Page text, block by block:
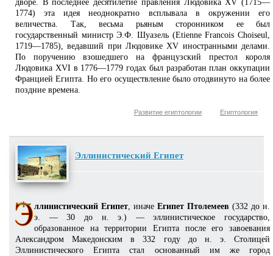
дворе. В последнее десятилетие правления Людовика XV (1715—
1774) эта идея неоднократно всплывала в окружении его
величества. Так, весьма рьяным сторонником ее был
государственный министр Э.Ф. Шуазель (Etienne Francois Choiseul,
1719—1785), ведавший при Людовике XV иностранными делами.
По поручению взошедшего на французский престол короля
Людовика XVI в 1776—1779 годах был разработан план оккупации
Францией Египта. Но его осуществление было отодвинуто на более
поздние времена.
Египтология
Развитие египтологии
Эллинистический Египет
ллинистический Египет, иначе Египет Птолемеев (332 до н.
э. — 30 до н. э.) — эллинистическое государство,
образованное на территории Египта после его завоевания
Александром Македонским в 332 году до н. э. Столицей
Эллинистического Египта стал основанный им же город